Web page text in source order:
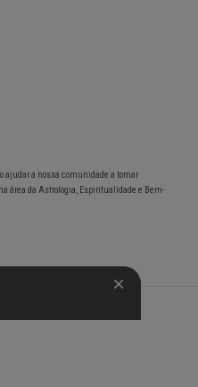
ajudar a nossa comunidade a tomar
área da Astrologia, Espiritualidade e Bem-